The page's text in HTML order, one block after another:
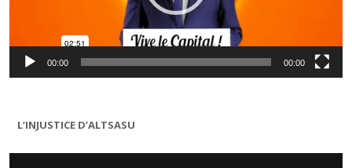
00:00 00:00
L’INJUSTICE D’ALTSASU
Lecteur